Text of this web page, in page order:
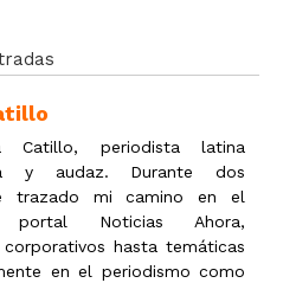
Catillo, periodista latina
y audaz. Durante dos
trazado mi camino en el
portal Noticias Ahora,
hasta temáticas
en el periodismo como